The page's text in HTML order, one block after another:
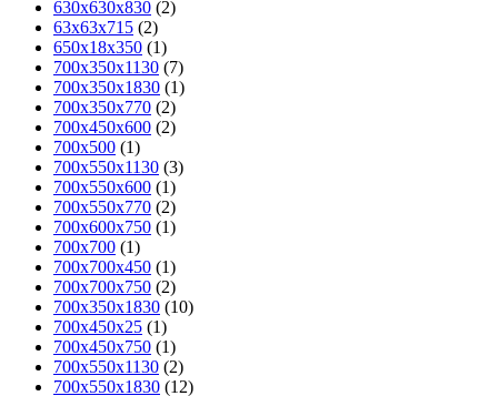
630х630х830 (2)
63х63х715 (2)
650х18х350 (1)
700x350x1130 (7)
700x350x1830 (1)
700x350x770 (2)
700x450x600 (2)
700x500 (1)
700x550x1130 (3)
700x550x600 (1)
700x550x770 (2)
700x600x750 (1)
700x700 (1)
700x700x450 (1)
700x700x750 (2)
700х350х1830 (10)
700х450х25 (1)
700х450х750 (1)
700х550х1130 (2)
700х550х1830 (12)